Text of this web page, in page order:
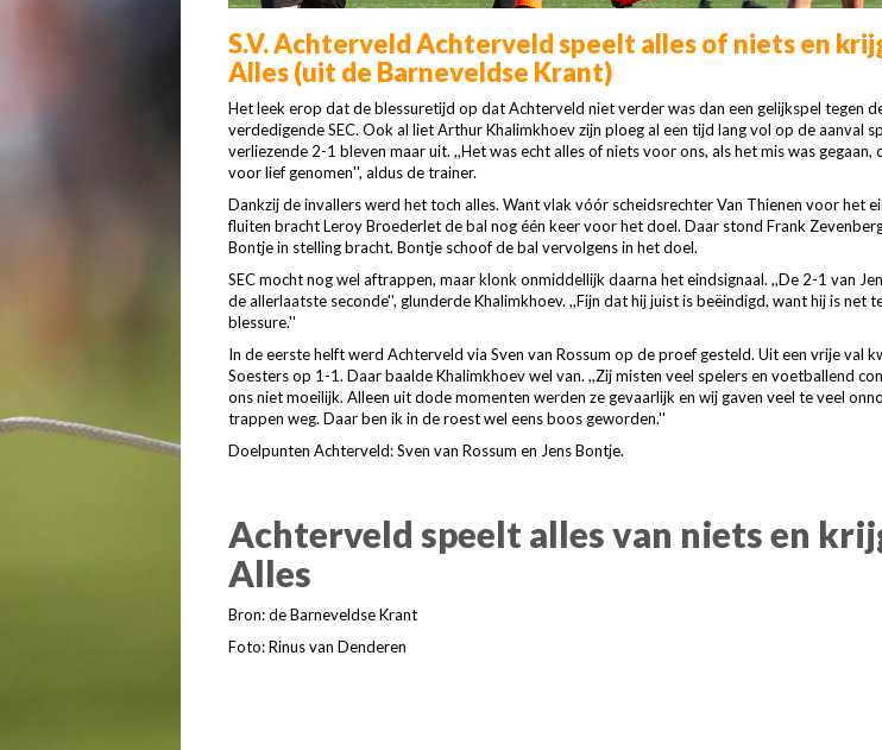
S.V. Achterveld Achterveld speelt alles of niets en
Alles (uit de Barneveldse Krant)
Het leek erop dat de blessuretijd op dat Achterveld niet verder was dan een gelijkspel tegen
verdedigende SEC. Ook al liet Arthur Khalimkhoev zijn ploeg al een tijd lang vol op de aanval
verliezende 2-1 bleven maar uit. ,,Het was echt alles of niets voor ons, als het mis was gegaan,
voor lief genomen'', aldus de trainer.
Dankzij de invallers werd het toch alles. Want vlak vóór scheidsrechter Van Thienen voor het
fluiten bracht Leroy Broederlet de bal nog één keer voor het doel. Daar stond Frank
Bontje in stelling bracht. Bontje schoof de bal vervolgens in het doel.
SEC mocht nog wel aftrappen, maar klonk onmiddellijk daarna het eindsignaal. ,,De 2-1 van
de allerlaatste seconde'', glunderde Khalimkhoev. ,,Fijn dat hij juist is beëindigd, want hij is net
blessure.''
In de eerste helft werd Achterveld via Sven van Rossum op de proef gesteld. Uit een vrije val
Soesters op 1-1. Daar baalde Khalimkhoev wel van. ,,Zij misten veel spelers en voetballend
ons niet moeilijk. Alleen uit dode momenten werden ze gevaarlijk en wij gaven veel te veel
trappen weg. Daar ben ik in de roest wel eens boos geworden.''
Doelpunten Achterveld: Sven van Rossum en Jens Bontje.
Achterveld speelt alles van niets en
Alles
Bron: de Barneveldse Krant
Foto: Rinus van Denderen